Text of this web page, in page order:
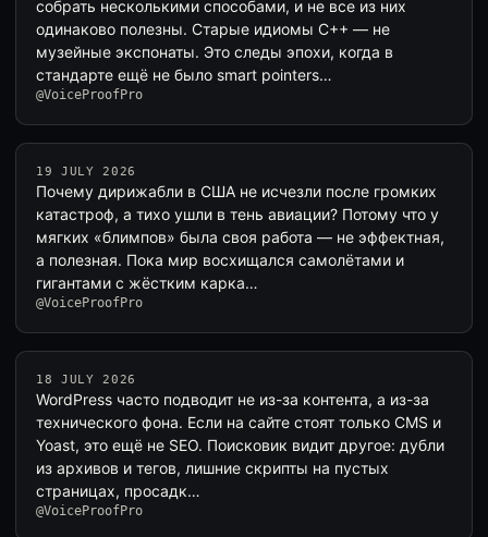
собрать несколькими способами, и не все из них
одинаково полезны. Старые идиомы C++ — не
музейные экспонаты. Это следы эпохи, когда в
стандарте ещё не было smart pointers…
@VoiceProofPro
19 JULY 2026
Почему дирижабли в США не исчезли после громких
катастроф, а тихо ушли в тень авиации? Потому что у
мягких «блимпов» была своя работа — не эффектная,
а полезная. Пока мир восхищался самолётами и
гигантами с жёстким карка…
@VoiceProofPro
18 JULY 2026
WordPress часто подводит не из-за контента, а из-за
технического фона. Если на сайте стоят только CMS и
Yoast, это ещё не SEO. Поисковик видит другое: дубли
из архивов и тегов, лишние скрипты на пустых
страницах, просадк…
@VoiceProofPro